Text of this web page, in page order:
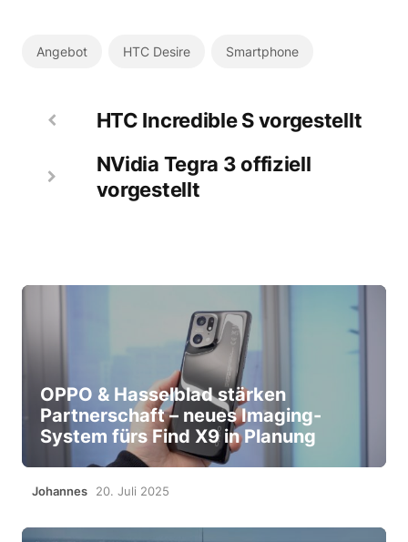
Angebot HTC Desire Smartphone
HTC Incredible S vorgestellt
NVidia Tegra 3 offiziell
vorgestellt
OPPO & Hasselblad stärken
Partnerschaft – neues Imaging-
System fürs Find X9 in Planung
Johannes 20. Juli 2025